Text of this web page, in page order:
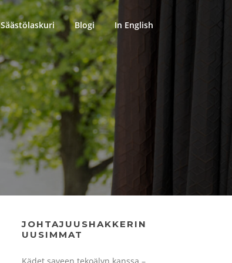
Säästölaskuri Blogi In English
JOHTAJUUSHAKKERIN
UUSIMMAT
Kädet saveen tekoälyn kanssa –